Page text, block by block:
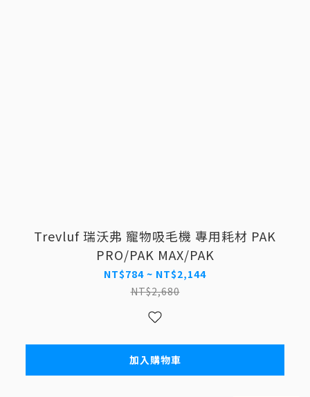
Trevluf 瑞沃弗 寵物吸毛機 專用耗材 PAK
PRO/PAK MAX/PAK
NT$784 ~ NT$2,144
NT$2,680
加入購物車